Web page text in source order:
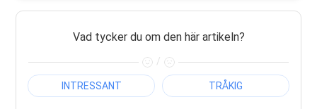
Vad tycker du om den här artikeln?
/
INTRESSANT TRÅKIG